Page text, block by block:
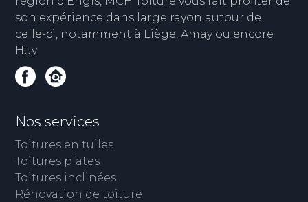
son expérience dans large rayon autour de
celle-ci, notamment à Liège, Amay ou encore
Huy.
Nos services
Toitures en tuiles
Toitures plates
Toitures inclinées
Rénovation de toiture